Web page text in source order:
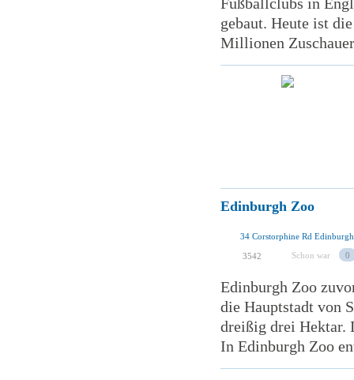
gebaut. Heute ist
Millionen
Edinburgh Zoo
34 Corstorphine Rd
3542 Schon war 0
Edinburgh Zoo
die Hauptstadt von
dreißig drei Hektar.
In Edinburgh Zoo